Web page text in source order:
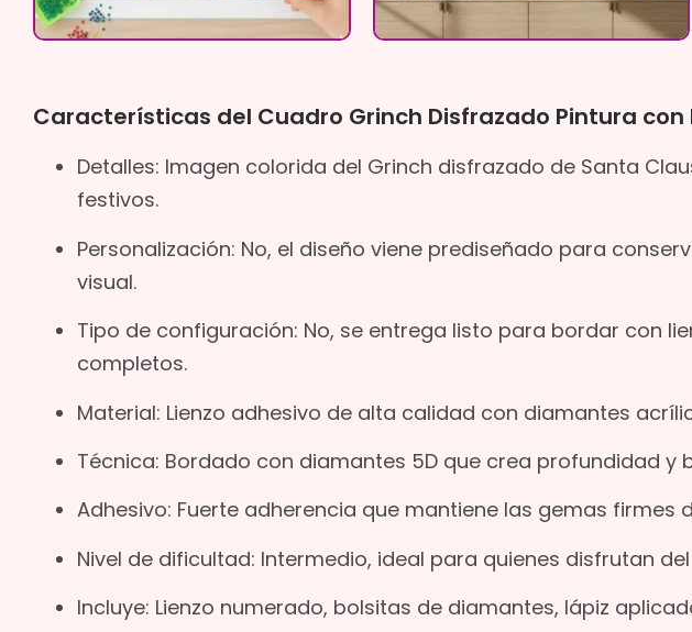
Características del Cuadro Grinch Disfrazado Pintura
Detalles: Imagen colorida del Grinch disfrazado de Santa
festivos.
Personalización: No, el diseño viene prediseñado para
visual.
Tipo de configuración: No, se entrega listo para bordar con
completos.
Material: Lienzo adhesivo de alta calidad con diamantes
Técnica: Bordado con diamantes 5D que crea profundidad y
Adhesivo: Fuerte adherencia que mantiene las gemas firmes
Nivel de dificultad: Intermedio, ideal para quienes disfrutan
Incluye: Lienzo numerado, bolsitas de diamantes, lápiz